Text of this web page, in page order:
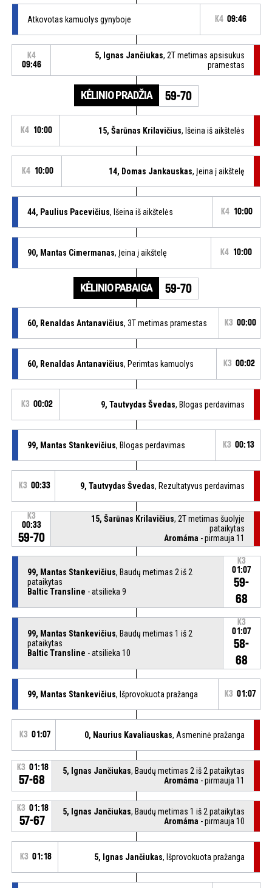
Atkovotas kamuolys gynyboje K4 09:46
K4
09:46
5, Ignas Jančiukas, 2T metimas apsisukus
pramestas
KĖLINIO PRADŽIA 59-70
K4 10:00 15, Šarūnas Krilavičius, Išeina iš aikštelės
K4 10:00 14, Domas Jankauskas, Įeina į aikštelę
44, Paulius Pacevičius, Išeina iš aikštelės K4 10:00
90, Mantas Cimermanas, Įeina į aikštelę K4 10:00
KĖLINIO PABAIGA 59-70
60, Renaldas Antanavičius, 3T metimas pramestas K3 00:00
60, Renaldas Antanavičius, Perimtas kamuolys K3 00:02
K3 00:02 9, Tautvydas Švedas, Blogas perdavimas
99, Mantas Stankevičius, Blogas perdavimas K3 00:13
K3 00:33 9, Tautvydas Švedas, Rezultatyvus perdavimas
K3
00:33
59-70
15, Šarūnas Krilavičius, 2T metimas šuolyje
pataikytas
Aromáma - pirmauja 11
99, Mantas Stankevičius, Baudų metimas 2 iš 2
pataikytas
Baltic Transline - atsilieka 9
K3
01:07
59-
68
99, Mantas Stankevičius, Baudų metimas 1 iš 2
pataikytas
Baltic Transline - atsilieka 10
K3
01:07
58-
68
99, Mantas Stankevičius, Išprovokuota pražanga K3 01:07
K3 01:07 0, Naurius Kavaliauskas, Asmeninė pražanga
K3 01:18
57-68
5, Ignas Jančiukas, Baudų metimas 2 iš 2 pataikytas
Aromáma - pirmauja 11
K3 01:18
57-67
5, Ignas Jančiukas, Baudų metimas 1 iš 2 pataikytas
Aromáma - pirmauja 10
K3 01:18 5, Ignas Jančiukas, Išprovokuota pražanga